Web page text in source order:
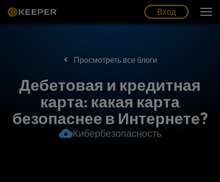
Вход
Просмотреть все блоги
Дебетовая и кредитная
карта: какая карта
безопаснее в Интернете?
Кибербезопасность